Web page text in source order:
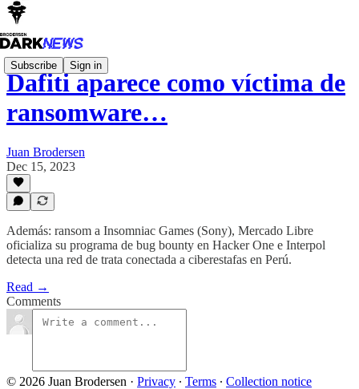
Subscribe Sign in
Dafiti aparece como víctima de
ransomware…
Juan Brodersen
Dec 15, 2023
Además: ransom a Insomniac Games (Sony), Mercado Libre
oficializa su programa de bug bounty en Hacker One e Interpol
detecta una red de trata conectada a ciberestafas en Perú.
Read →
Comments
© 2026 Juan Brodersen · Privacy ∙ Terms ∙ Collection notice